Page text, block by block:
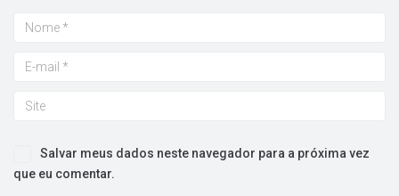
Salvar meus dados neste navegador para a próxima vez
que eu comentar.